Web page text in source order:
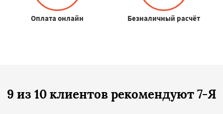
Оплата онлайн Безналичный расчёт
9 из 10 клиентов рекомендуют 7-Я